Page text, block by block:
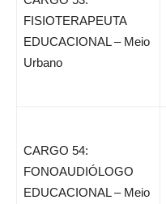
FISIOTERAPEUTA
EDUCACIONAL – Meio
Urbano
CARGO 54:
FONOAUDIÓLOGO
EDUCACIONAL – Meio